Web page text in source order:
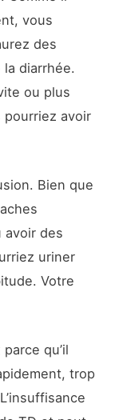
vous
des
diarrhée.
ou plus
pourriez avoir
Bien que
avoir des
uriner
Votre
qu’il
trop